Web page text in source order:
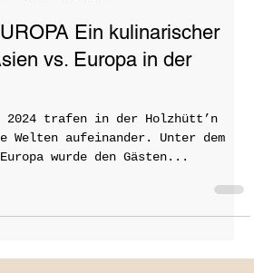
Ein kulinarischer
vs. Europa in der
2024 trafen in der Holzhütt’n
wurde den Gästen...